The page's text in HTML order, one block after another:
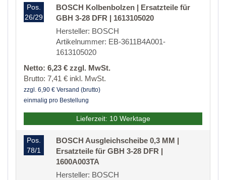
Pos.
26/29
BOSCH Kolbenbolzen | Ersatzteile für
GBH 3-28 DFR | 1613105020
Hersteller: BOSCH
Artikelnummer: EB-3611B4A001-
1613105020
Netto: 6,23 € zzgl. MwSt.
Brutto: 7,41 € inkl. MwSt.
zzgl. 6,90 € Versand (brutto)
einmalig pro Bestellung
Lieferzeit: 10 Werktage
Pos.
78/1
BOSCH Ausgleichscheibe 0,3 MM |
Ersatzteile für GBH 3-28 DFR |
1600A003TA
Hersteller: BOSCH